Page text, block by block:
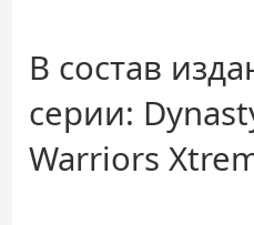
В состав
серии:
Warriors